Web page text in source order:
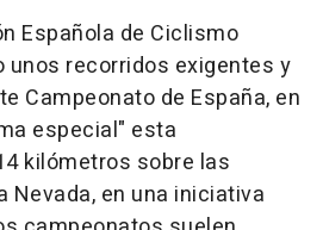
Española de Ciclismo
unos recorridos exigentes y
Campeonato de España, en
especial" esta
kilómetros sobre las
Nevada, en una iniciativa